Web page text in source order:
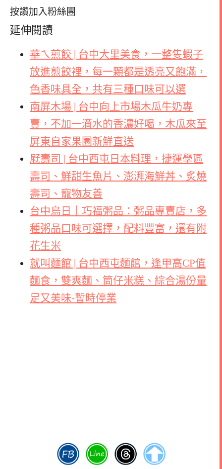
按讚加入粉絲團
延伸閱讀
華ㄟ煎餃 | 台中大里美食，一整隻蝦子
放進煎餃裡，每一顆都是透亮又飽滿，
色香味具全，共有三種口味可以選
南屏木場 | 台中向上市場木瓜牛奶專
賣，不加一滴水的香濃好喝，木瓜來至
屏東自家果園新鮮直送
屘壽司 | 台中西屯日本料理，捷運學區
壽司、鮮甜生魚片、澎湃海鮮丼、炙燒
壽司、寵物友善
台中烏日｜巧福粥品：粥品專賣店，多
種粥品口味可選擇，配料豐富，還有附
花生米
就叫麵館 | 台中西屯麵館，逢甲高CP值
麵食，雙爽麵、筒仔米糕、綜合湯份量
足又美味-暫時停業